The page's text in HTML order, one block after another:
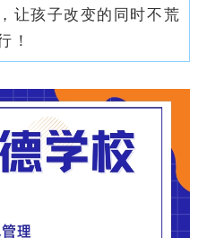
让孩子改变的同时不荒
！